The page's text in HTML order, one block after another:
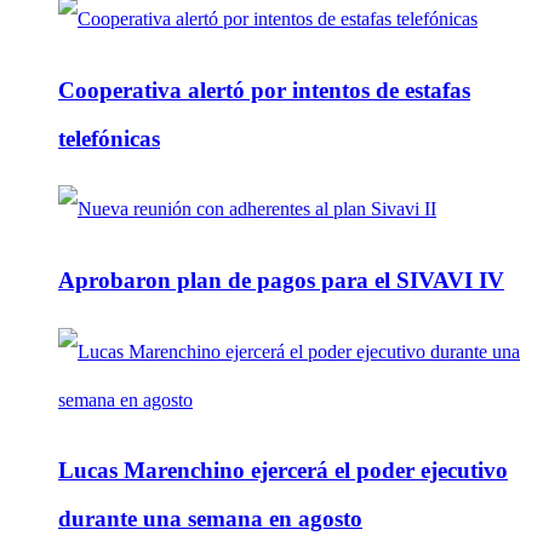
Cooperativa alertó por intentos de estafas
telefónicas
Aprobaron plan de pagos para el SIVAVI IV
Lucas Marenchino ejercerá el poder ejecutivo
durante una semana en agosto